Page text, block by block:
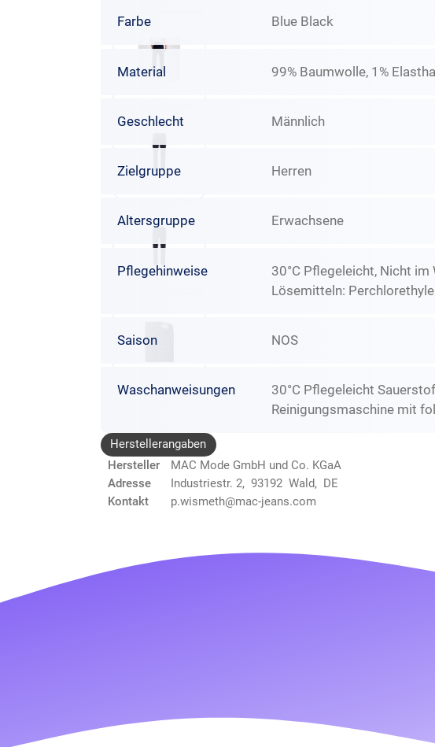
Farbe Blue Black
Material 99% Baumwolle, 1%
Geschlecht Männlich
Zielgruppe Herren
Altersgruppe Erwachsene
Pflegehinweise
30°C Pflegeleicht, Nicht
Lösemitteln:
Saison NOS
Waschanweisungen
30°C Pflegeleicht
Reinigungsmaschine mit
Herstellerangaben
Hersteller
MAC Mode GmbH und Co. KGaA
Adresse
Industriestr. 2, 93192 Wald, DE
Kontakt
p.wismeth@mac-jeans.com